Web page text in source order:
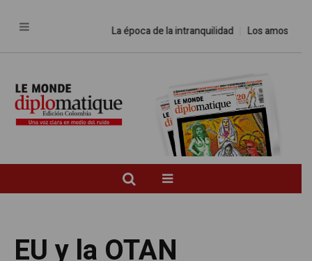
La época de la intranquilidad Los amos del mundo
EU y la OTAN